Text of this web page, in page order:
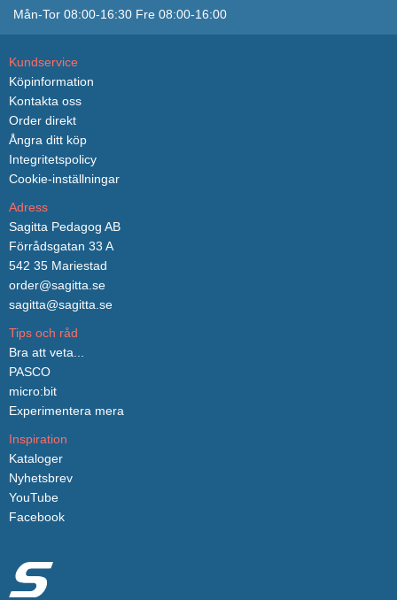
Mån-Tor 08:00-16:30 Fre 08:00-16:00
Kundservice
Köpinformation
Kontakta oss
Order direkt
Ångra ditt köp
Integritetspolicy
Cookie-inställningar
Adress
Sagitta Pedagog AB
Förrådsgatan 33 A
542 35 Mariestad
order@sagitta.se
sagitta@sagitta.se
Tips och råd
Bra att veta...
PASCO
micro:bit
Experimentera mera
Inspiration
Kataloger
Nyhetsbrev
YouTube
Facebook